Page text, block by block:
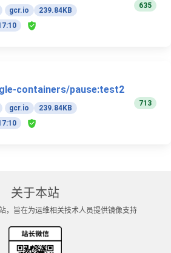
gcr.io
239.84KB
635
containers/pause:test2
gcr.io
239.84KB
713
关于本站
，旨在为运维相关技术人员提供镜像支持